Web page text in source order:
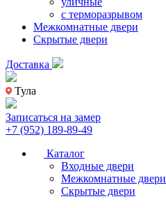
с терморазрывом
Межкомнатные двери
Скрытые двери
Доставка
Тула
Записаться на замер
+7 (952) 189-89-49
Каталог
Входные двери
Межкомнатные двери
Скрытые двери